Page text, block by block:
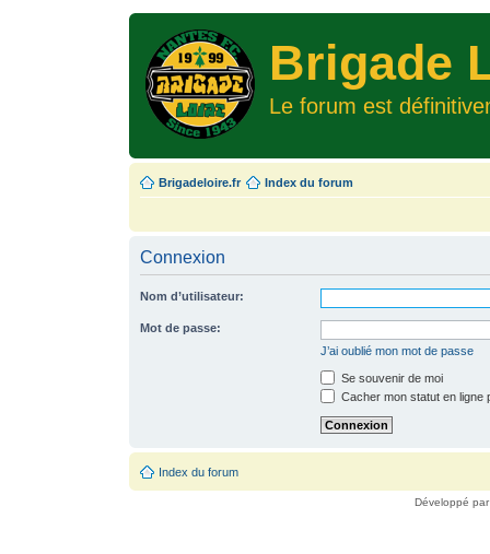
Brigade
Le forum est
Brigadeloire.fr Index du forum
Connexion
Nom d’utilisateur:
Mot de passe:
J’ai oublié mon mot de passe
Se souvenir de moi
Cacher mon statut en ligne
Index du forum
Développé